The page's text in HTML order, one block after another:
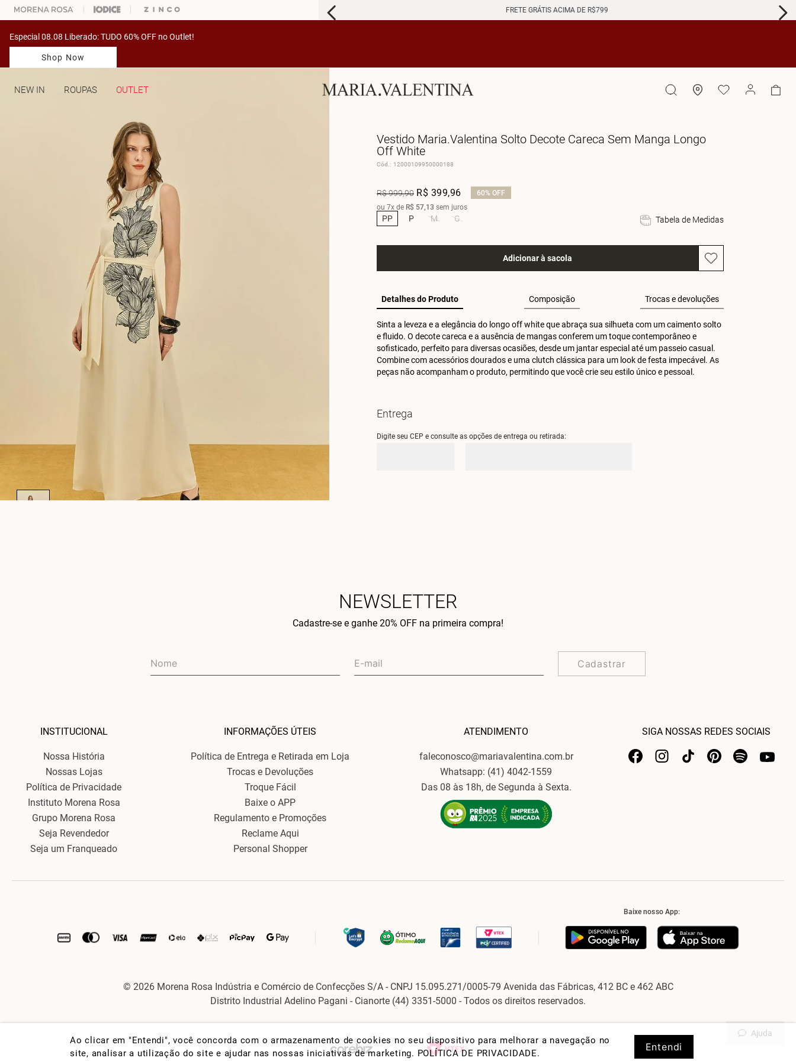
Ao clicar em "Entendi", você concorda com o armazenamento de cookies no seu dispositivo para melhorar a navegação no
site, analisar a utilização do site e ajudar nas nossas iniciativas de marketing. POLÍTICA DE PRIVACIDADE.
Entendi
Ajuda
ESCOLHER SEU LOOK? FALE COM NOSSA PERSONAL SHOPPER. FRETE GRÁTIS ACIMA DE R$799
Especial 08.08 Liberado: TUDO 60% OFF no Outlet!
Shop Now
NEW IN ROUPAS OUTLET
Vestido Maria.Valentina Solto Decote Careca Sem Manga Longo
Off White
Cód. : 12000109950000188
R$999,90 R$ 399,96 60% OFF
ou 7x de R$ 57,13 sem juros
PP P M G Tabela de Medidas
Adicionar à sacola
Detalhes do Produto Composição Trocas e devoluções
Sinta a leveza e a elegância do longo off white que abraça sua silhueta com um caimento solto
e fluido. O decote careca e a ausência de mangas conferem um toque contemporâneo e
sofisticado, perfeito para diversas ocasiões, desde um jantar especial até um passeio casual.
Combine com acessórios dourados e uma clutch clássica para um look de festa impecável. As
peças não acompanham o produto, permitindo que você crie seu estilo único e pessoal.
Entrega
Digite seu CEP e consulte as opções de entrega ou retirada:
NEWSLETTER
Cadastre-se e ganhe 20% OFF na primeira compra!
Cadastrar
INSTITUCIONAL
Nossa História
Nossas Lojas
Política de Privacidade
Instituto Morena Rosa
Grupo Morena Rosa
Seja Revendedor
Seja um Franqueado
INFORMAÇÕES ÚTEIS
Política de Entrega e Retirada em Loja
Trocas e Devoluções
Troque Fácil
Baixe o APP
Regulamento e Promoções
Reclame Aqui
Personal Shopper
ATENDIMENTO
faleconosco@mariavalentina.com.br
Whatsapp: (41) 4042-1559
Das 08 às 18h, de Segunda à Sexta.
SIGA NOSSAS REDES SOCIAIS
Baixe nosso App:
© 2026 Morena Rosa Indústria e Comércio de Confecções S/A - CNPJ 15.095.271/0005-79 Avenida das Fábricas, 412 BC e 462 ABC
Distrito Industrial Adelino Pagani - Cianorte (44) 3351-5000 - Todos os direitos reservados.